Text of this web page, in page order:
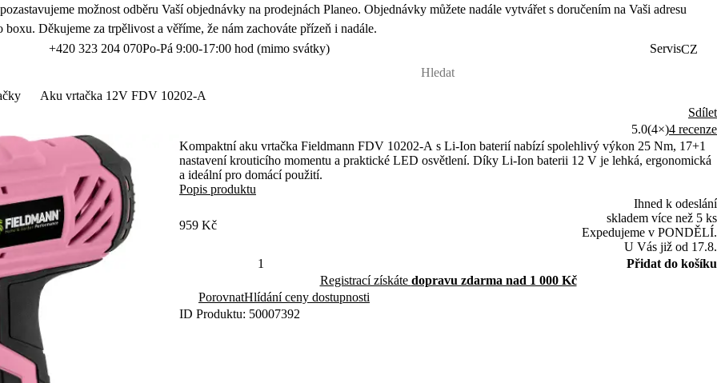
možnost odběru Vaší objednávky na prodejnách Planeo. Objednávky můžete nadále vytvářet s doručením na Vaši adresu
boxu. Děkujeme za trpělivost a věříme, že nám zachováte přízeň i nadále.
+420 323 204 070Po-Pá 9:00-17:00 hod (mimo svátky) ServisCZ
Aku vrtačka 12V FDV 10202-A
Sdílet
5.0(4×)4 recenze
Kompaktní aku vrtačka Fieldmann FDV 10202-A s Li-Ion baterií nabízí spolehlivý výkon 25 Nm, 17+1
nastavení krouticího momentu a praktické LED osvětlení. Díky Li-Ion baterii 12 V je lehká, ergonomická
a ideální pro domácí použití.
Popis produktu
959 Kč
Ihned k odeslání
skladem více než 5 ks
Expedujeme v PONDĚLÍ.
U Vás již od 17.8.
Přidat do košíku
Registrací získáte dopravu zdarma nad 1 000 Kč
PorovnatHlídání ceny dostupnosti
ID Produktu: 50007392